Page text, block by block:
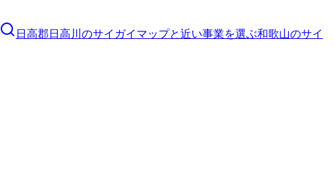
日高郡日高川のサイガイマップと近い事業を選ぶ和歌山のサイ